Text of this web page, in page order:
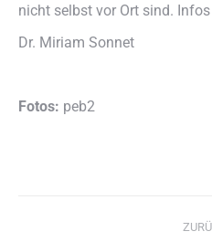
nicht selbst vor Ort sind.
Dr. Miriam Sonnet
Fotos: peb2